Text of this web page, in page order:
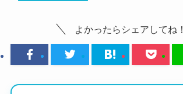
よかったらシェアしてね！